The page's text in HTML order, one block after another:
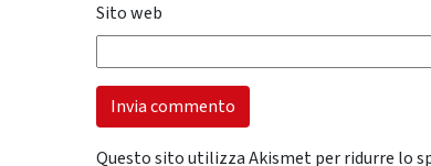
Sito web
Questo sito utilizza Akismet per ridurre lo